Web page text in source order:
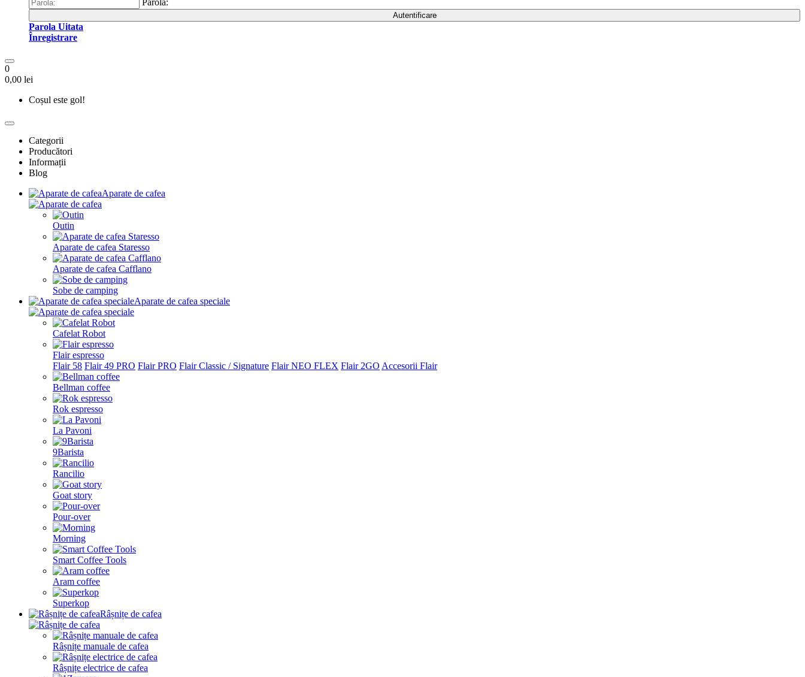
Parola:
Autentificare
Parola Uitata
Înregistrare
0
0,00 lei
Coșul este gol!
Categorii
Producători
Informații
Blog
Aparate de cafea
Outin
Aparate de cafea Staresso
Aparate de cafea Cafflano
Sobe de camping
Aparate de cafea speciale
Cafelat Robot
Flair espresso
Flair 58 Flair 49 PRO Flair PRO Flair Classic / Signature Flair NEO FLEX Flair 2GO Accesorii Flair
Bellman coffee
Rok espresso
La Pavoni
9Barista
Rancilio
Goat story
Pour-over
Morning
Smart Coffee Tools
Aram coffee
Superkop
Râșnițe de cafea
Râșnițe manuale de cafea
Râșnițe electrice de cafea